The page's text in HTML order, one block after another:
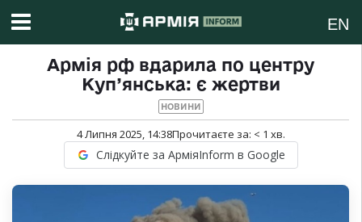
EN
Армія рф вдарила по центру
Куп’янська: є жертви
НОВИНИ
4 Липня 2025, 14:38Прочитаєте за: < 1 хв.
Слідкуйте за АрміяInform в Google